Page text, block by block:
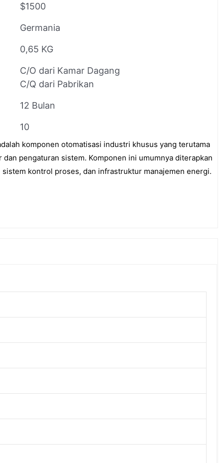
$1500
Germania
0,65 KG
C/O dari Kamar Dagang
C/Q dari Pabrikan
12 Bulan
10
komponen otomatisasi industri khusus yang terutama
pengaturan sistem. Komponen ini umumnya diterapkan
sistem kontrol proses, dan infrastruktur manajemen energi.